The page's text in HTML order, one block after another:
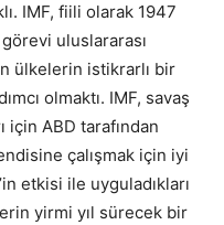
IMF, fiili olarak 1947
görevi uluslararası
ülkelerin istikrarlı bir
olmaktı. IMF, savaş
için ABD tarafından
çalışmak için iyi
etkisi ile uyguladıkları
yirmi yıl sürecek bir